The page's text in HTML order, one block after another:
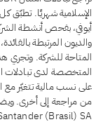
أيوفي، بفحص أنشطة
والديون المرتبطة
المتاحة للشركة. وتجري
المتخصصة لدى تبادلات
على نسب مالية تتغيّر مع